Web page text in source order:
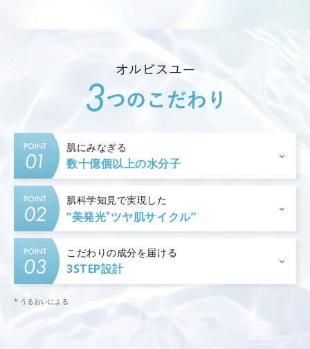
肌にみなぎる
数十億個以上の水分子
肌科学知見で実現した
“美発光*ツヤ肌サイクル”
こだわりの成分を届ける
3STEP設計
* うるおいによる